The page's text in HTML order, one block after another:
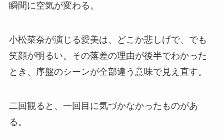
瞬間に空気が変わる。
小松菜奈が演じる愛美は、どこか悲しげで、でも
笑顔が明るい。その落差の理由が後半でわかった
とき、序盤のシーンが全部違う意味で見え直す。
二回観ると、一回目に気づかなかったものがあ
る。